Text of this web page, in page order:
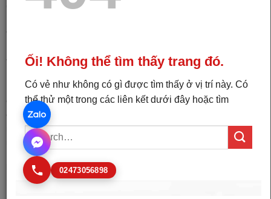
quan trọng của doanh nghiệp trong pháp luật của nhà
tình hình các hoạt đồng tài chính cũng như hoạt động
trong các giai đoạn, thường là theo quý.
Báo cáo tài chính doanh nghiệp được xem lamột tài liệu quan trọng
của doanh nghiệp trong pháp luật của nhà nước. Báo cáo tài chính
cung cấp thông tin cụ thể về tình hình các hoạt đồng tài chính cũng
như hoạt động kinh doanh và hiệu quả hoạt động của doanh
nghiệp đó trong các giai đoạn, thường là theo quý.
Báo cáo tài chính doanh nghiệp thường bao gồm 03 thành
phần chính